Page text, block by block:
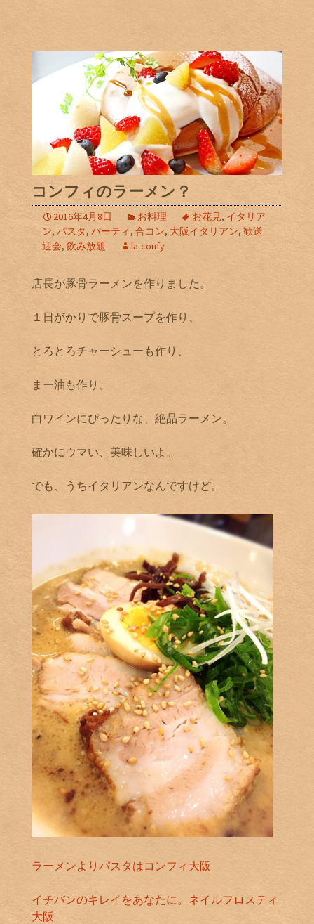
コンフィのラーメン？
2016年4月8日 お料理 お花見, イタリア
ン, パスタ, パーティ , 合コン, 大阪イタリアン, 歓送
迎会, 飲み放題 la-confy
店長が豚骨ラーメンを作りました。
１日がかりで豚骨スープを作り、
とろとろチャーシューも作り、
まー油も作り、
白ワインにぴったりな、絶品ラーメン。
確かにウマい、美味しいよ。
でも、うちイタリアンなんですけど。
ラーメンよりパスタはコンフィ大阪
イチバンのキレイをあなたに。ネイルフロスティ
大阪